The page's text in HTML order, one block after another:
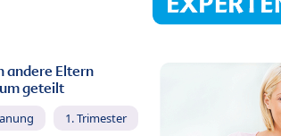
andere Eltern
geteilt
1. Trimester